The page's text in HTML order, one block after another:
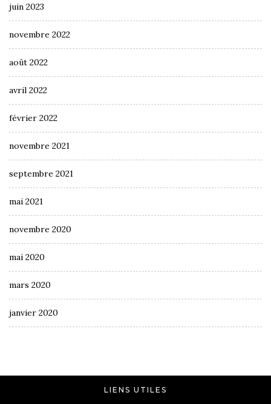
juin 2023
novembre 2022
août 2022
avril 2022
février 2022
novembre 2021
septembre 2021
mai 2021
novembre 2020
mai 2020
mars 2020
janvier 2020
LIENS UTILES